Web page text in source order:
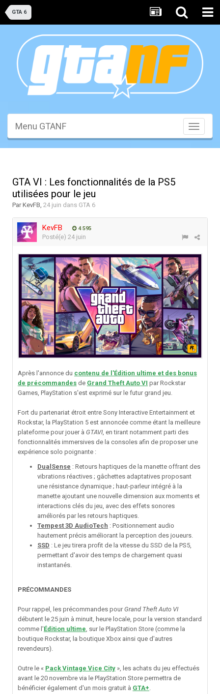
GTA 6
Toggle
Menu GTANF
GTA VI : Les fonctionnalités de la PS5
utilisées pour le jeu
ParKevFB, 24 juin dans GTA 6
KevFB 4 595
Posté(e) 24 juin
Après l'annonce du contenu de l'Édition ultime et des bonus
de précommandes de Grand Theft Auto VI par Rockstar
Games, PlayStation s'est exprimé sur le futur grand jeu.
Fort du partenariat étroit entre Sony Interactive Entertainment et
Rockstar, la PlayStation 5 est annoncée comme étant la meilleure
plateforme pour jouer à GTAVI, en tirant notamment parti des
fonctionnalités immersives de la consoles afin de proposer une
expérience solo poignante :
DualSense : Retours haptiques de la manette offrant des
vibrations réactives ; gâchettes adaptatives proposant
une résistance dynamique ; haut-parleur intégré à la
manette ajoutant une nouvelle dimension aux moments et
interactions clés du jeu, avec des effets sonores
améliorés par les retours haptiques.
Tempest 3D AudioTech : Positionnement audio
hautement précis améliorant la perception des joueurs.
SSD : Le jeu tirera profit de la vitesse du SSD de la PS5,
permettant d'avoir des temps de chargement quasi
instantanés.
PRÉCOMMANDES
Pour rappel, les précommandes pourGrand Theft Auto VI
débutent le 25 juin à minuit, heure locale, pour la version standard
comme l'Édition ultime , sur le PlayStation Store (comme la
boutique Rockstar, la boutique Xbox ainsi que d'autres
revendeurs).
Outre le « Pack Vintage Vice City », les achats du jeu effectués
avant le 20 novembre via le PlayStation Store permettra de
bénéficier également d'un mois gratuit à GTA+